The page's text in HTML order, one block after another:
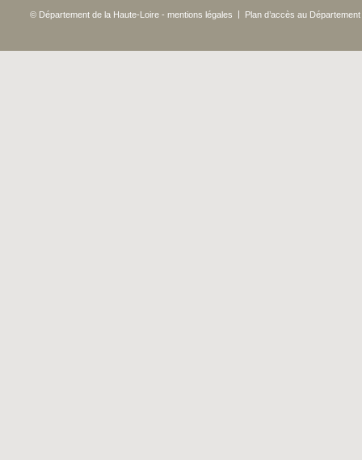
© Département de la Haute-Loire - mentions légales | Plan d’accès au